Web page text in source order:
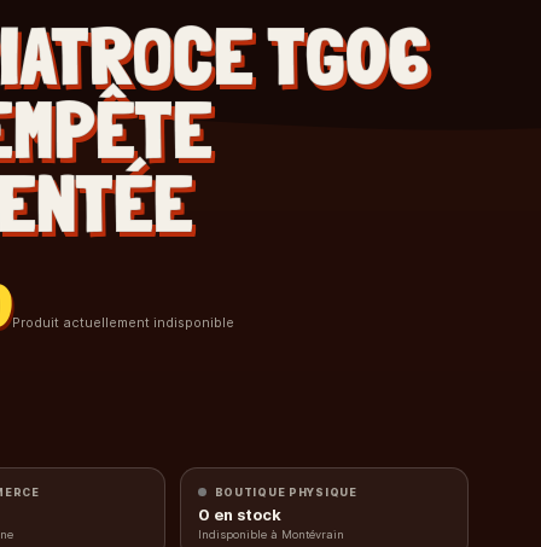
TG06
Produit actuellement indisponible
BOUTIQUE PHYSIQUE
0 en stock
Indisponible à Montévrain